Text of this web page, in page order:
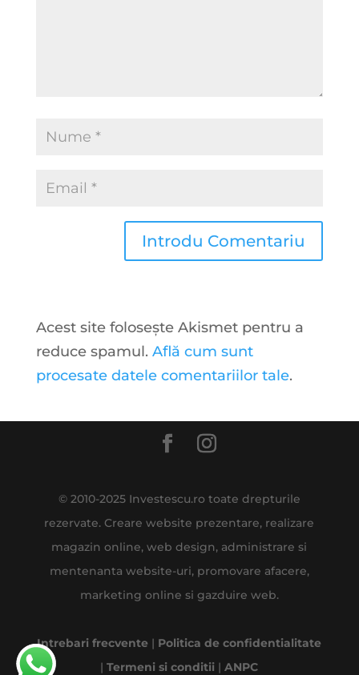
Acest site folosește Akismet pentru a
reduce spamul. Află cum sunt
procesate datele comentariilor tale.
© 2010-2025 Investescu.ro toate drepturile
rezervate. Creare website prezentare, realizare
magazin online, web design, administrare si
mentenanta website-uri, promovare afacere,
marketing online si gazduire web.
Intrebari frecvente | Politica de confidentialitate
|Termeni si conditii |ANPC